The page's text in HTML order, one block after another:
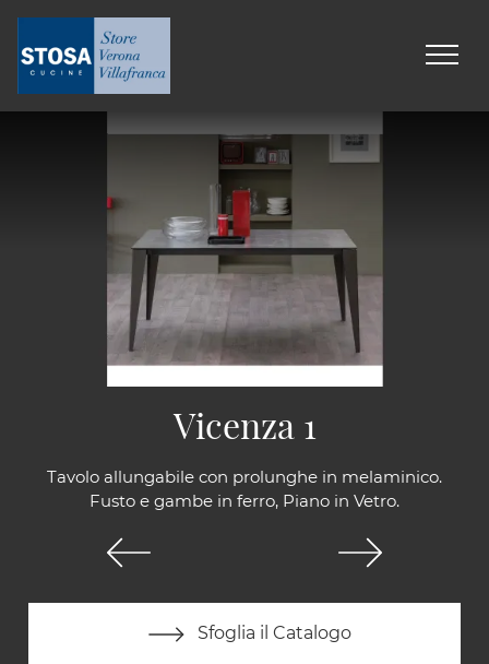
Tavolo allungabile con prolunghe in melaminico.
Fusto e gambe in ferro, Piano in Vetro.
Sfoglia il Catalogo
Vicenza 1